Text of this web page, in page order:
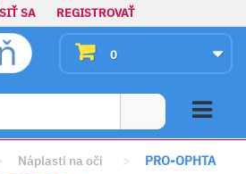
SA REGISTROVAŤ
0
Náplasti na oči >
PRO-OPHTA